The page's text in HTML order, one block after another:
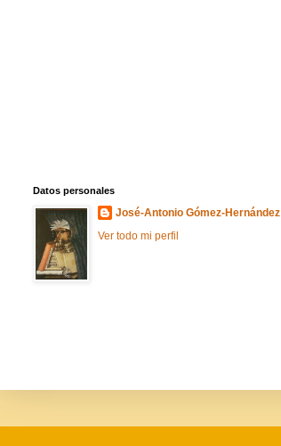
Datos personales
José-Antonio Gómez-Hernández
Ver todo mi perfil